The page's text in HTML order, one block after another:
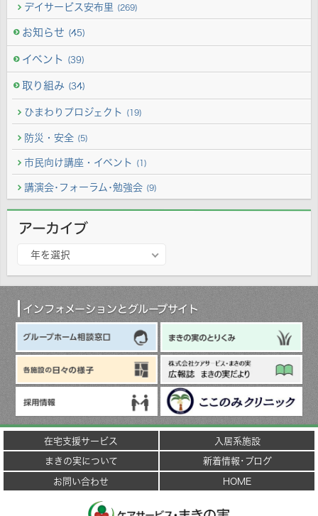
デイサービス安布里 (269)
お知らせ (45)
イベント (39)
取り組み (34)
ひまわりプロジェクト (19)
防災・安全 (5)
市民向け講座・イベント (1)
講演会･フォーラム･勉強会 (9)
アーカイブ
カ
年を選択
インフォメーションとグループサイト
在宅支援サービス
入居系施設
まきの実について
新着情報･ブログ
お問い合わせ
HOME